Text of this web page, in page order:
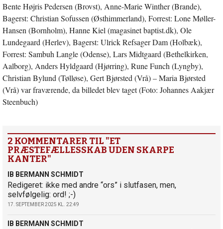
Bente Højris Pedersen (Brovst), Anne-Marie Winther (Brande),
Bagerst: Christian Sofussen (Østhimmerland), Forrest: Lone Møller-
Hansen (Bornholm), Hanne Kiel (magasinet baptist.dk), Ole
Lundegaard (Herlev), Bagerst: Ulrick Refsager Dam (Holbæk),
Forrest: Sambuh Langle (Odense), Lars Midtgaard (Bethelkirken,
Aalborg), Anders Hyldgaard (Hjørring), Rune Funch (Lyngby),
Christian Bylund (Tølløse), Gert Bjørsted (Vrå) – Maria Bjørsted
(Vrå) var fraværende, da billedet blev taget (Foto: Johannes Aakjær
Steenbuch)
2 KOMMENTARER TIL "ET
PRÆSTEFÆLLESSKAB UDEN SKARPE
KANTER"
IB BERMANN SCHMIDT
Redigeret: ikke med andre “ors” i slutfasen, men,
selvfølgelig: ord! ;-)
17. SEPTEMBER 2025 KL. 22:49
IB BERMANN SCHMIDT